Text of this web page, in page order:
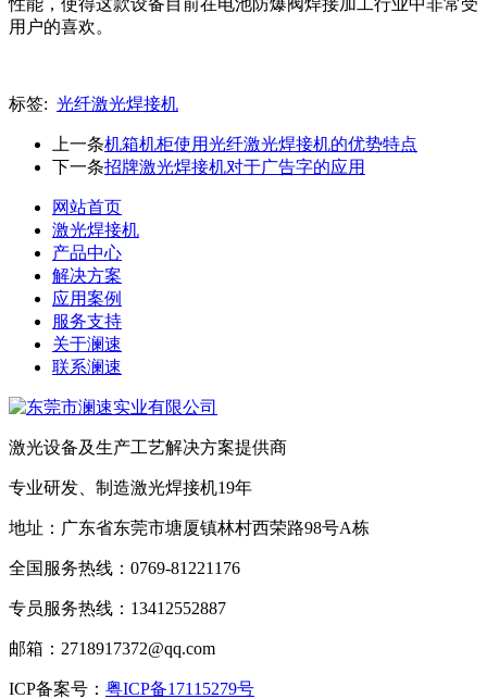
性能，使得这款设备目前在电池防爆阀焊接加工行业中非常受
用户的喜欢。
标签: 光纤激光焊接机
上一条机箱机柜使用光纤激光焊接机的优势特点
下一条招牌激光焊接机对于广告字的应用
网站首页
激光焊接机
产品中心
解决方案
应用案例
服务支持
关于澜速
联系澜速
激光设备及生产工艺解决方案提供商
专业研发、制造激光焊接机19年
地址：广东省东莞市塘厦镇林村西荣路98号A栋
全国服务热线：0769-81221176
专员服务热线：13412552887
邮箱：2718917372@qq.com
ICP备案号： 粤ICP备17115279号